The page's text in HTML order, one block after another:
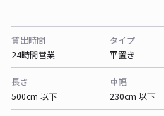
貸出時間
24時間営業
タイプ
平置き
長さ
500cm 以下
車幅
230cm 以下